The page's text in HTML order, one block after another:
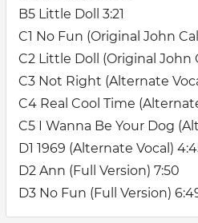
B5 Little Doll 3:21
C1 No Fun (Original John
C2 Little Doll (Original John
C3 Not Right (Alternate
C4 Real Cool Time
C5 I Wanna Be Your Dog
D1 1969 (Alternate Vocal)
D2 Ann (Full Version) 7:50
D3 No Fun (Full Version)